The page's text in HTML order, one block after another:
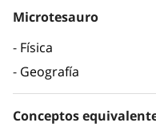
Microtesauro
Física
Geografía
Conceptos